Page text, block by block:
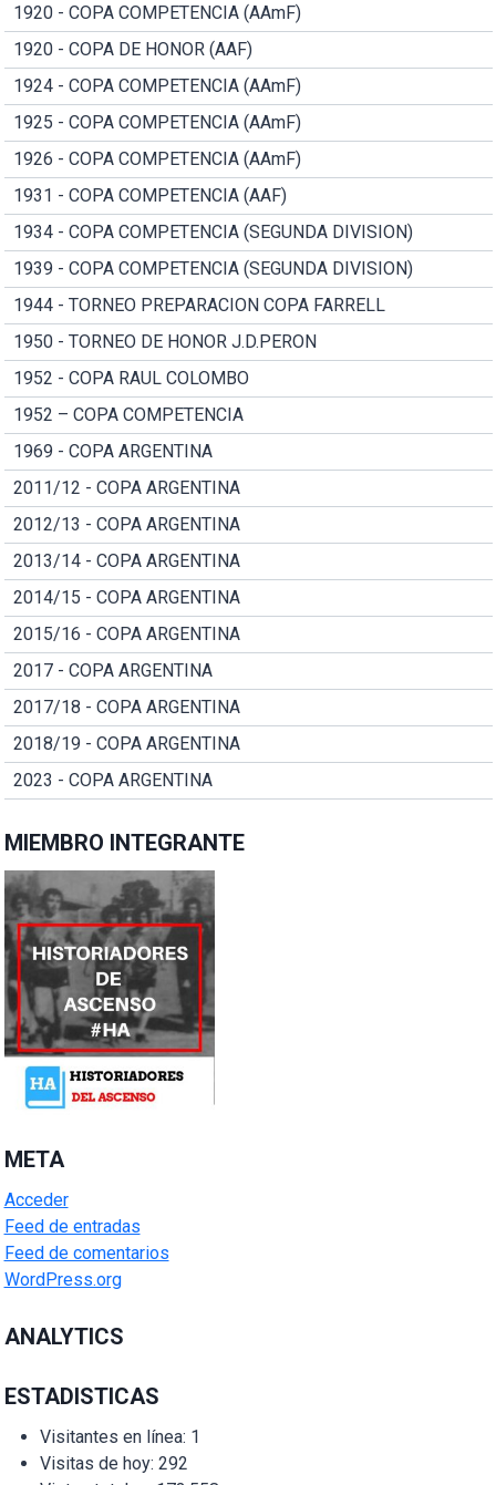
1920 - COPA COMPETENCIA (AAmF)
1920 - COPA DE HONOR (AAF)
1924 - COPA COMPETENCIA (AAmF)
1925 - COPA COMPETENCIA (AAmF)
1926 - COPA COMPETENCIA (AAmF)
1931 - COPA COMPETENCIA (AAF)
1934 - COPA COMPETENCIA (SEGUNDA DIVISION)
1939 - COPA COMPETENCIA (SEGUNDA DIVISION)
1944 - TORNEO PREPARACION COPA FARRELL
1950 - TORNEO DE HONOR J.D.PERON
1952 - COPA RAUL COLOMBO
1952 – COPA COMPETENCIA
1969 - COPA ARGENTINA
2011/12 - COPA ARGENTINA
2012/13 - COPA ARGENTINA
2013/14 - COPA ARGENTINA
2014/15 - COPA ARGENTINA
2015/16 - COPA ARGENTINA
2017 - COPA ARGENTINA
2017/18 - COPA ARGENTINA
2018/19 - COPA ARGENTINA
2023 - COPA ARGENTINA
MIEMBRO INTEGRANTE
META
Acceder
Feed de entradas
Feed de comentarios
WordPress.org
ANALYTICS
ESTADISTICAS
Visitantes en línea: 1
Visitas de hoy: 292